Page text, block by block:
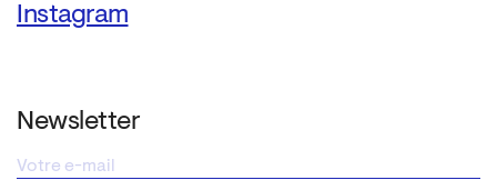
Instagram
Newsletter